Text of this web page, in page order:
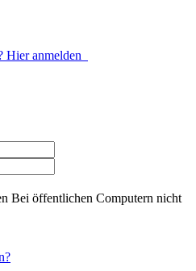
Hier anmelden
Bei öffentlichen Computern nicht